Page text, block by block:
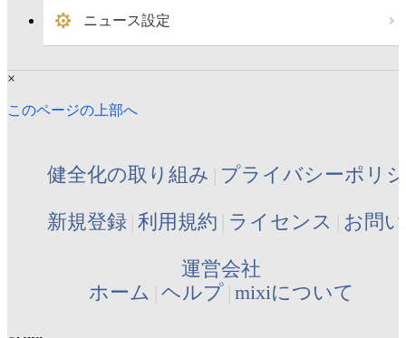
ニュース設定
×
このページの上部へ
健全化の取り組み プライバシーポリ
新規登録 利用規約 ライセンス お問
運営会社
ホーム ヘルプ mixiについて